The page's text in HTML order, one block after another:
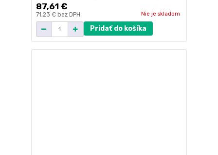
87,61 €
71,23 € bez DPH Nie je skladom
Pridať do košíka